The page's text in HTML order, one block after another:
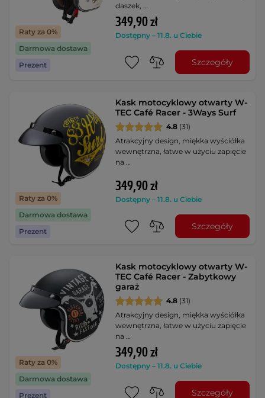
Raty za 0%
Darmowa dostawa
Prezent
daszek, …
349,90 zł
Dostępny – 11.8. u Ciebie
Szczegóły
Raty za 0%
Darmowa dostawa
Prezent
Kask motocyklowy otwarty W-
TEC Café Racer - 3Ways Surf
4.8 (31)
Atrakcyjny design, miękka wyściółka
wewnętrzna, łatwe w użyciu zapięcie
na …
349,90 zł
Dostępny – 11.8. u Ciebie
Szczegóły
Raty za 0%
Darmowa dostawa
Prezent
Kask motocyklowy otwarty W-
TEC Café Racer - Zabytkowy
garaż
4.8 (31)
Atrakcyjny design, miękka wyściółka
wewnętrzna, łatwe w użyciu zapięcie
na …
349,90 zł
Dostępny – 11.8. u Ciebie
Szczegóły